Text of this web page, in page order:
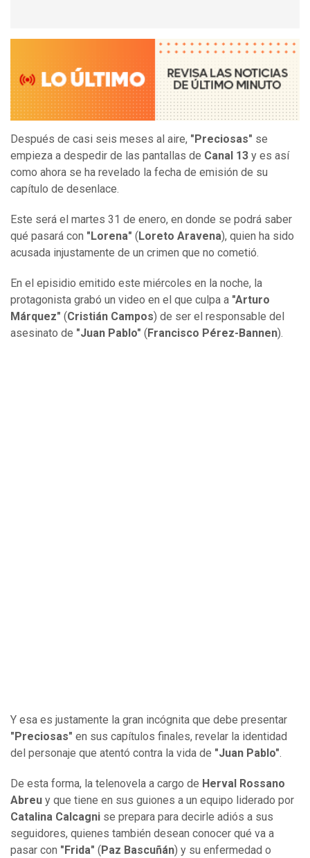
Después de casi seis meses al aire, "Preciosas" se
empieza a despedir de las pantallas de Canal 13 y es así
como ahora se ha revelado la fecha de emisión de su
capítulo de desenlace.
Este será el martes 31 de enero, en donde se podrá saber
qué pasará con "Lorena" ( Loreto Aravena), quien ha sido
acusada injustamente de un crimen que no cometió.
En el episidio emitido este miércoles en la noche, la
protagonista grabó un video en el que culpa a "Arturo
Márquez" (Cristián Campos) de ser el responsable del
asesinato de "Juan Pablo" ( Francisco Pérez-Bannen).
Y esa es justamente la gran incógnita que debe presentar
"Preciosas" en sus capítulos finales, revelar la identidad
del personaje que atentó contra la vida de "Juan Pablo"
De esta forma, la telenovela a cargo de Herval Rossano
Abreu y que tiene en sus guiones a un equipo liderado por
Catalina Calcagni se prepara para decirle adiós a sus
seguidores, quienes también desean conocer qué va a
pasar con "Frida" (Paz Bascuñán) y su enfermedad o